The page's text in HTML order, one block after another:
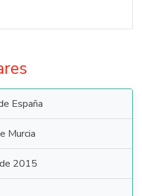
España
Murcia
2015